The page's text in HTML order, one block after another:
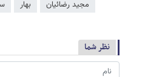
مجید رضائیان بهار
نظر شما